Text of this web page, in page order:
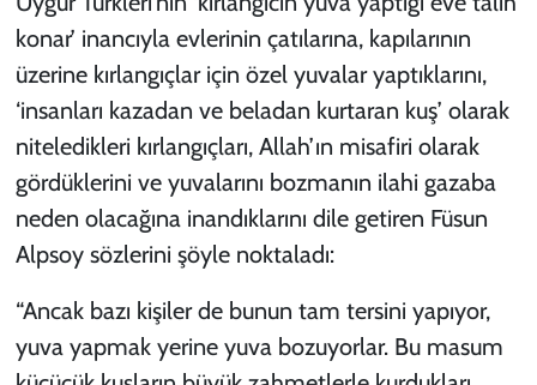
konar’ inancıyla evlerinin çatılarına, kapılarının
üzerine kırlangıçlar için özel yuvalar yaptıklarını,
‘insanları kazadan ve beladan kurtaran kuş’ olarak
niteledikleri kırlangıçları, Allah’ın misafiri olarak
gördüklerini ve yuvalarını bozmanın ilahi gazaba
neden olacağına inandıklarını dile getiren Füsun
Alpsoy sözlerini şöyle noktaladı:
“Ancak bazı kişiler de bunun tam tersini yapıyor,
yuva yapmak yerine yuva bozuyorlar. Bu masum